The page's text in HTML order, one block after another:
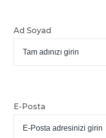
Ad Soyad
E-Posta